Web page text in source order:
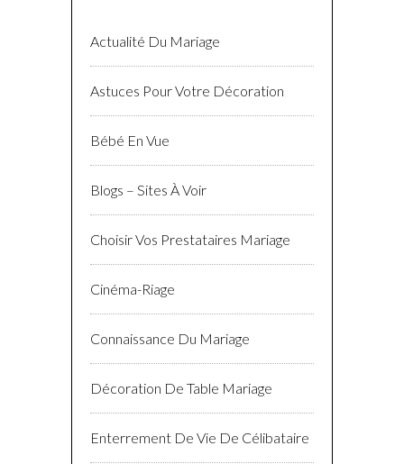
Actualité Du Mariage
Astuces Pour Votre Décoration
Bébé En Vue
Blogs – Sites À Voir
Choisir Vos Prestataires Mariage
Cinéma-Riage
Connaissance Du Mariage
Décoration De Table Mariage
Enterrement De Vie De Célibataire